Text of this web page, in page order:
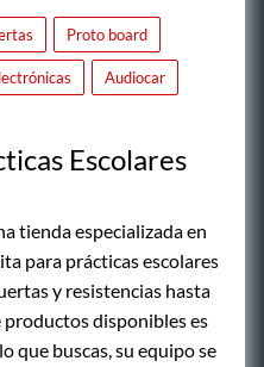
Proto board
Audiocar
Escolares
tienda especializada en
para prácticas escolares
y resistencias hasta
disponibles es
que buscas, su equipo se